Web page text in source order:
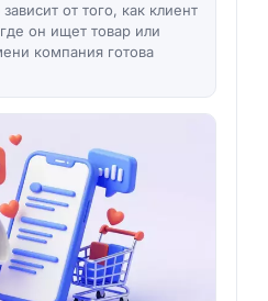
от того, как клиент
он ищет товар или
компания готова